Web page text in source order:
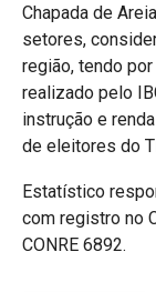
Chapada de
setores,
região, tendo
realizado pelo
instrução e
de eleitores do
Estatístico
com registro no
CONRE 6892.